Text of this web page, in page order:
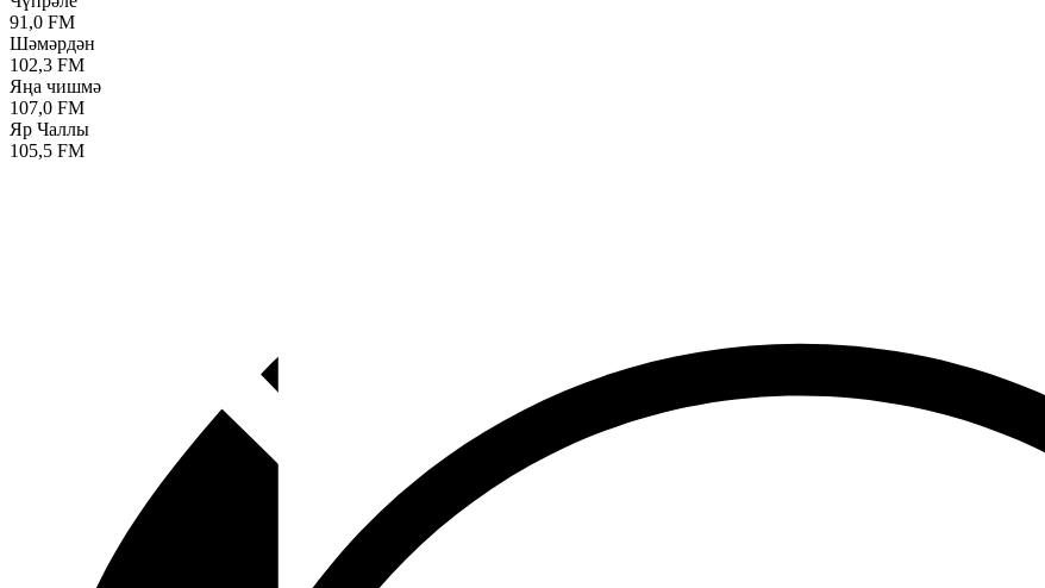
91,0 FM
Шәмәрдән
102,3 FM
Яңа чишмә
107,0 FM
Яр Чаллы
105,5 FM